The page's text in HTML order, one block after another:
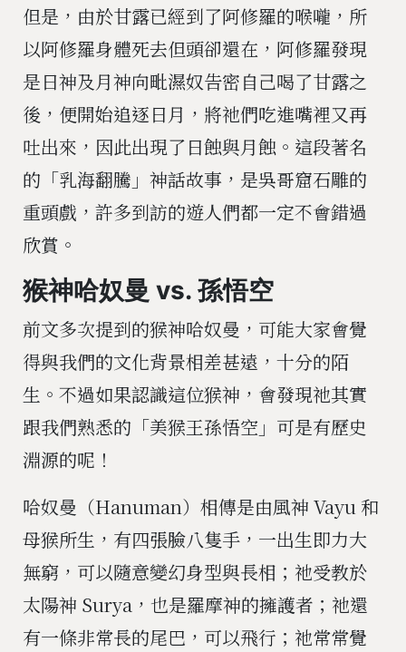
但是，由於甘露已經到了阿修羅的喉嚨，所
以阿修羅身體死去但頭卻還在，阿修羅發現
是日神及月神向毗濕奴告密自己喝了甘露之
後，便開始追逐日月，將祂們吃進嘴裡又再
吐出來，因此出現了日蝕與月蝕。這段著名
的「乳海翻騰」神話故事，是吳哥窟石雕的
重頭戲，許多到訪的遊人們都一定不會錯過
欣賞。
猴神哈奴曼 vs. 孫悟空
前文多次提到的猴神哈奴曼，可能大家會覺
得與我們的文化背景相差甚遠，十分的陌
生。不過如果認識這位猴神，會發現祂其實
跟我們熟悉的「美猴王孫悟空」可是有歷史
淵源的呢！
哈奴曼（Hanuman）相傳是由風神 Vayu 和
母猴所生，有四張臉八隻手，一出生即力大
無窮，可以隨意變幻身型與長相；祂受教於
太陽神 Surya，也是羅摩神的擁護者；祂還
有一條非常長的尾巴，可以飛行；祂常常覺